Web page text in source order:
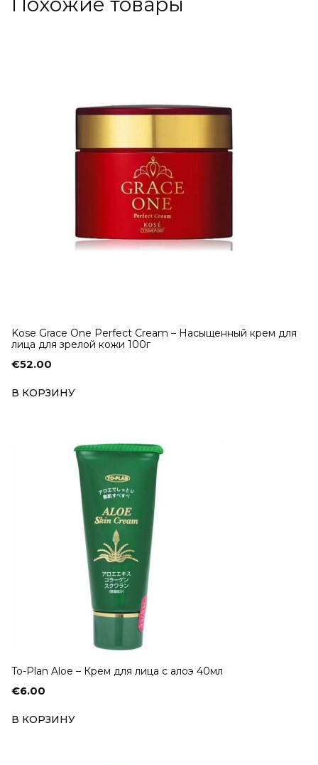
Kose Grace One Perfect Cream – Насыщенный крем для
лица для зрелой кожи 100г
€52.00
В КОРЗИНУ
To-Plan Aloe – Крем для лица с алоэ 40мл
€6.00
В КОРЗИНУ